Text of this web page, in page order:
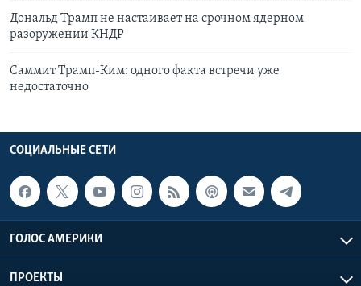
Дональд Трамп не настаивает на срочном ядерном
разоружении КНДР
Саммит Трамп-Ким: одного факта встречи уже
недостаточно
СОЦИАЛЬНЫЕ СЕТИ
ГОЛОС АМЕРИКИ
ПРОЕКТЫ